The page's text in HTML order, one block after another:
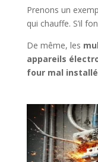
Prenons un
qui chauffe. S’il
De même, les
appareils
four mal installé